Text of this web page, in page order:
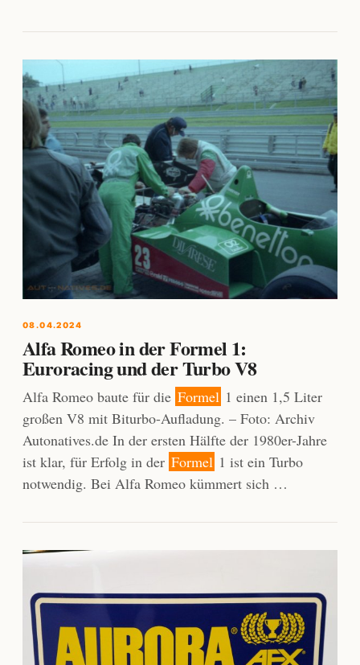
08.04.2024
Alfa Romeo in der Formel 1:
Euroracing und der Turbo V8
Alfa Romeo baute für die Formel 1 einen 1,5 Liter
großen V8 mit Biturbo-Aufladung. – Foto: Archiv
Autonatives.de In der ersten Hälfte der 1980er-Jahre
ist klar, für Erfolg in der Formel 1 ist ein Turbo
notwendig. Bei Alfa Romeo kümmert sich …